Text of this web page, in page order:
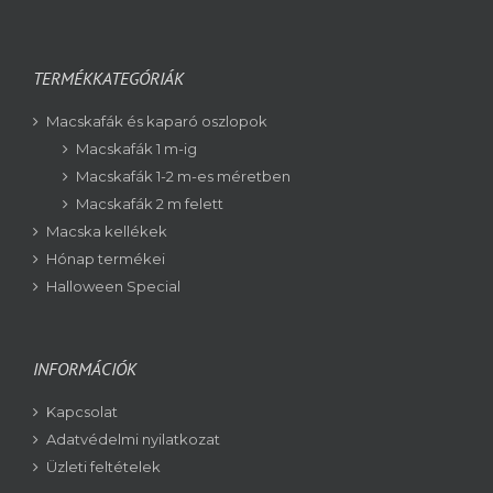
TERMÉKKATEGÓRIÁK
Macskafák és kaparó oszlopok
Macskafák 1 m-ig
Macskafák 1-2 m-es méretben
Macskafák 2 m felett
Macska kellékek
Hónap termékei
Halloween Special
INFORMÁCIÓK
Kapcsolat
Adatvédelmi nyilatkozat
Üzleti feltételek